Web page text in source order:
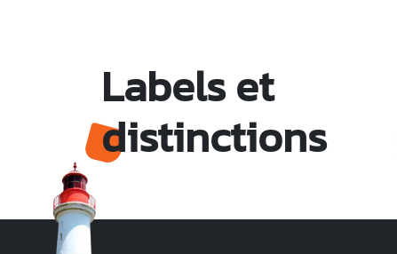
Labels et
distinctions